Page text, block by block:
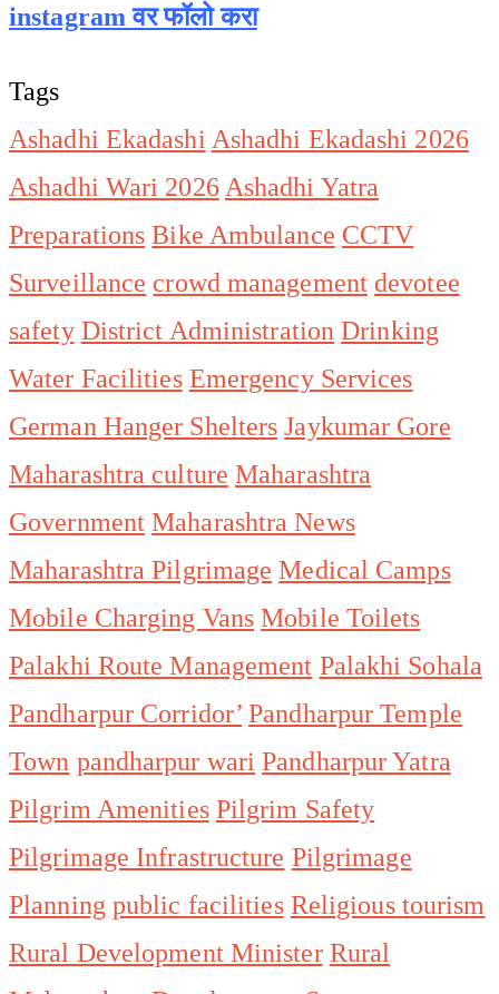
instagram वर फॉलो करा
Tags
Ashadhi Ekadashi Ashadhi Ekadashi 2026
Ashadhi Wari 2026 Ashadhi Yatra
Preparations Bike Ambulance CCTV
Surveillance crowd management devotee
safety District Administration Drinking
Water Facilities Emergency Services
German Hanger Shelters Jaykumar Gore
Maharashtra culture Maharashtra
Government Maharashtra News
Maharashtra Pilgrimage Medical Camps
Mobile Charging Vans Mobile Toilets
Palakhi Route Management Palakhi Sohala
Pandharpur Corridor’ Pandharpur Temple
Town pandharpur wari Pandharpur Yatra
Pilgrim Amenities Pilgrim Safety
Pilgrimage Infrastructure Pilgrimage
Planning public facilities Religious tourism
Rural Development Minister Rural